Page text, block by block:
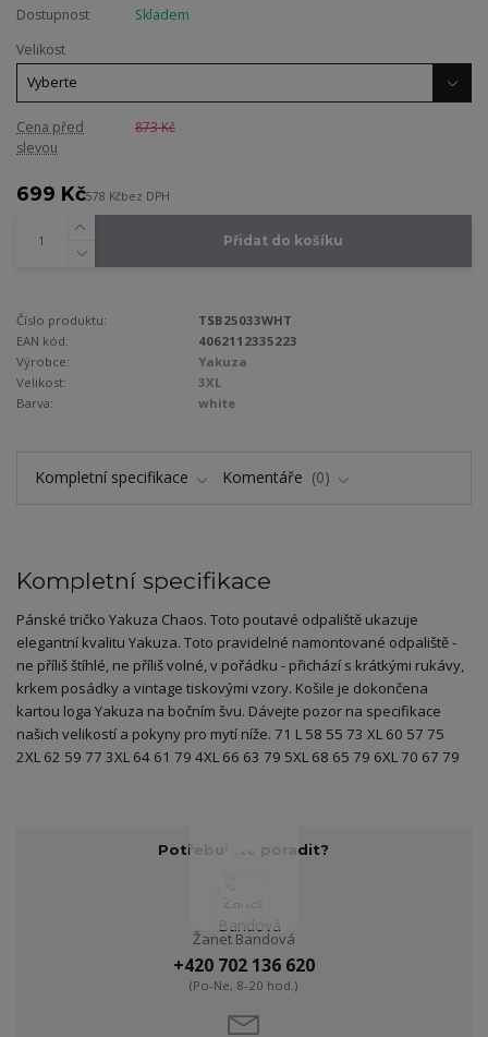
Dostupnost
Skladem
Velikost
Cena před
slevou
873 Kč
699 Kč578 Kčbez DPH
Přidat do košíku
Číslo produktu:
TSB25033WHT
EAN kód:
4062112335223
Výrobce:
Yakuza
Velikost:
3XL
Barva:
white
Kompletní specifikace Komentáře 0
Kompletní specifikace
Pánské tričko Yakuza Chaos. Toto poutavé odpaliště ukazuje
elegantní kvalitu Yakuza. Toto pravidelné namontované odpaliště -
ne příliš štíhlé, ne příliš volné, v pořádku - přichází s krátkými rukávy,
krkem posádky a vintage tiskovými vzory. Košile je dokončena
kartou loga Yakuza na bočním švu. Dávejte pozor na specifikace
našich velikostí a pokyny pro mytí níže. 71 L 58 55 73 XL 60 57 75
2XL 62 59 77 3XL 64 61 79 4XL 66 63 79 5XL 68 65 79 6XL 70 67 79
Potřebujete poradit?
Žanet Bandová
+420 702 136 620
(Po-Ne, 8-20 hod.)